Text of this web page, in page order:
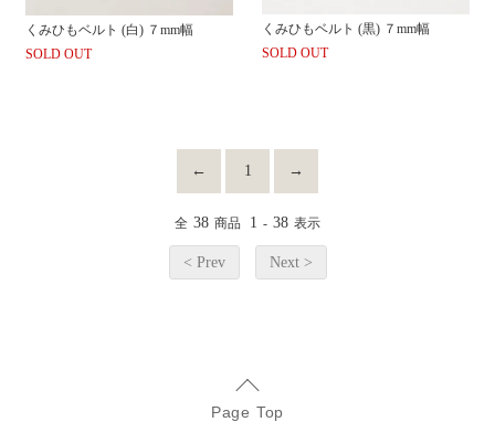
くみひもベルト (白) ７mm幅
SOLD OUT
くみひもベルト (黒) ７mm幅
SOLD OUT
← 1 →
全 38 商品 1 - 38 表示
< Prev Next >
Page Top